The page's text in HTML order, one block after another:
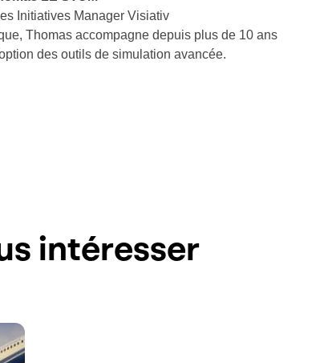
Initiatives Manager Visiativ
Thomas accompagne depuis plus de 10 ans
des outils de simulation avancée.
intéresser